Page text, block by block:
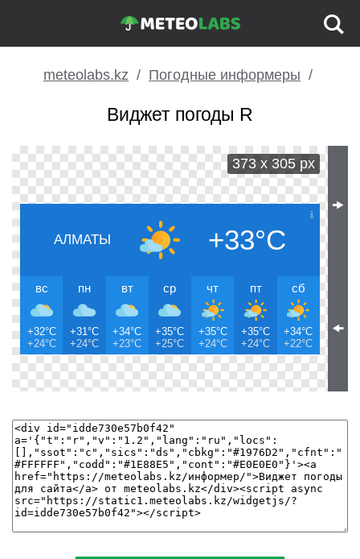
meteolabs.kz Погодные информеры
Виджет погоды R
АЛМАТЫ +33°C
вс
+32°C
+24°C
пн
+31°C
+24°C
вт
+34°C
+23°C
ср
+35°C
+25°C
чт
+35°C
+24°C
пт
+35°C
+24°C
сб
+34°C
+22°C
🠞
🠜
373 x 305 px